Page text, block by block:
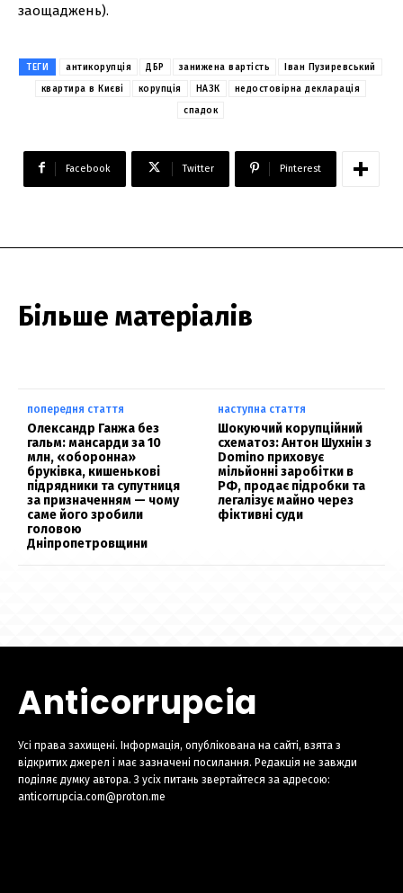
заощаджень).
ТЕГИ антикорупція ДБР занижена вартість
Іван Пузиревський
квартира в Києві
корупція НАЗК
недостовірна декларація
спадок
Facebook Twitter Pinterest
Більше матеріалів
попередня стаття
Олександр Ганжа без
гальм: мансарди за 10
млн, «оборонна»
бруківка, кишенькові
підрядники та супутниця
за призначенням — чому
саме його зробили
головою
Дніпропетровщини
наступна стаття
Шокуючий корупційний
схематоз: Антон Шухнін з
Domino приховує
мільйонні заробітки в
РФ, продає підробки та
легалізує майно через
фіктивні суди
Anticorrupcia
Усі права захищені. Інформація, опублікована на сайті, взята з
відкритих джерел і має зазначені посилання. Редакція не завжди
поділяє думку автора. З усіх питань звертайтеся за адресою:
anticorrupcia.com@proton.me